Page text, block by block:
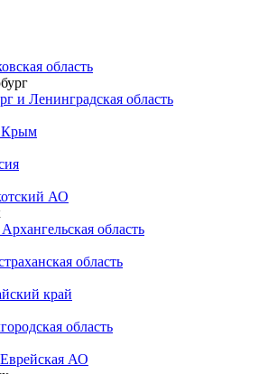
область
и Ленинградская область
Крым
АО
область
область
край
область
АО